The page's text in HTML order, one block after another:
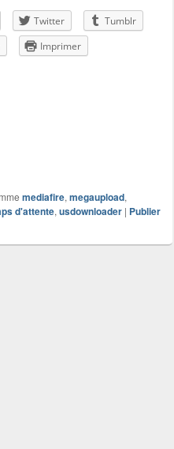
Twitter
Tumblr
Imprimer
mediafire, megaupload,
d'attente, usdownloader | Publier